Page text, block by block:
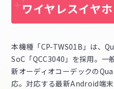
ワイヤレスイヤ
本機種「CP-TWS01B」は、
SoC「QCC3040」を採用。一
新オーディオコーデックの
応。対応する最新Android端